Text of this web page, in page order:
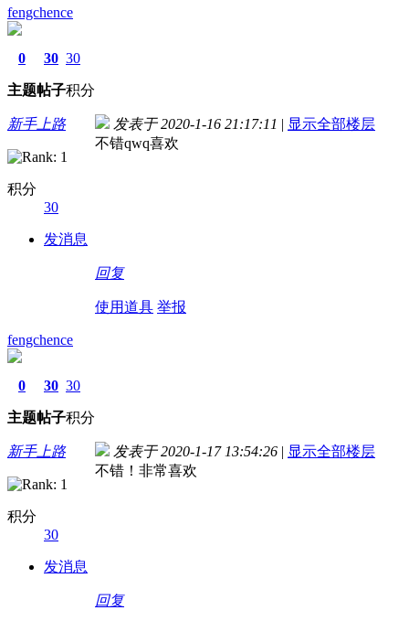
fengchence
0
主题
30
帖子
30
积分
新手上路
积分
30
发消息
发表于 2020-1-16 21:17:11 | 显示全部楼层
不错qwq喜欢
回复
使用道具 举报
fengchence
0
主题
30
帖子
30
积分
新手上路
积分
30
发消息
发表于 2020-1-17 13:54:26 | 显示全部楼层
不错！非常喜欢
回复